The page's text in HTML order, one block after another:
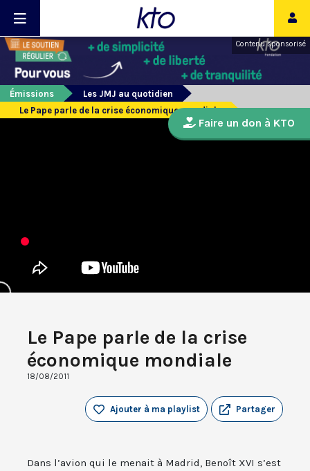
Contenu sponsorisé
Émissions
Les JMJ au quotidien
Le Pape parle de la crise économique mondiale
Le Pape parle de la crise
économique mondiale
18/08/2011
Partager
Ajouter à ma playlist
Dans l’avion qui le menait à Madrid, Benoît XVI s’est
Faire un don à KTO